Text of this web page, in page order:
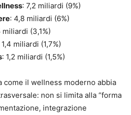
: 7,2 miliardi (9%)
: 4,8 miliardi (6%)
miliardi (3,1%)
1,4 miliardi (1,7%)
: 1,2 miliardi (1,5%)
come il wellness moderno abbia
non si limita alla “forma
integrazione